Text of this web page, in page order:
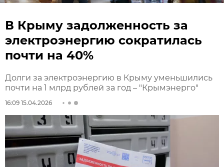
В Крыму задолженность за
электроэнергию сократилась
почти на 40%
Долги за электроэнергию в Крыму уменьшились
почти на 1 млрд рублей за год – "Крымэнерго"
16:09 15.04.2026